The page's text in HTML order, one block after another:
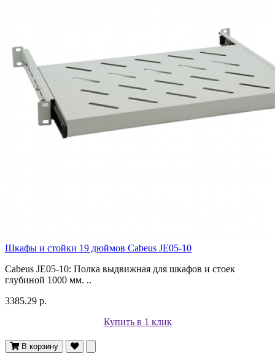
Шкафы и стойки 19 дюймов Cabeus JE05-10
Cabeus JE05-10: Полка выдвижная для шкафов и стоек
глубиной 1000 мм. ..
3385.29 р.
Купить в 1 клик
В корзину